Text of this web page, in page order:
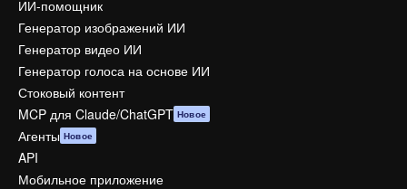
ИИ-помощник
Генератор изображений ИИ
Генератор видео ИИ
Генератор голоса на основе ИИ
Стоковый контент
MCP для Claude/ChatGPT Новое
Агенты Новое
API
Мобильное приложение